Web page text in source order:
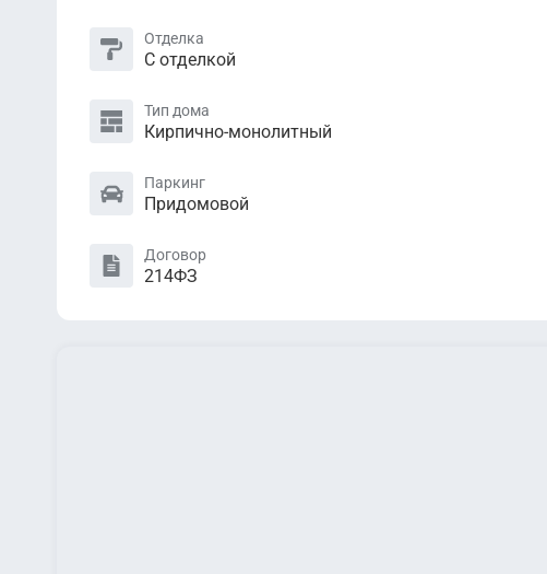
Отделка
С отделкой
Тип дома
Кирпично-монолитный
Паркинг
Придомовой
Договор
214ФЗ